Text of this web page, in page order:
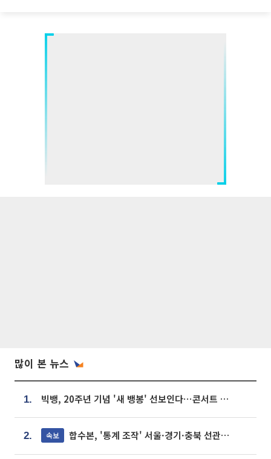
많이 본 뉴스
1. 빅뱅, 20주년 기념 '새 뱅봉' 선보인다⋯콘서트 앞두고 팝업 개최
2. 속보 합수본, '통계 조작' 서울·경기·충북 선관위 등 추가 압수수색